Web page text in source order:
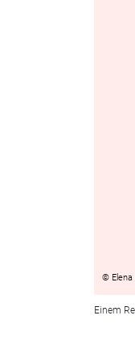
© Elena
Einem